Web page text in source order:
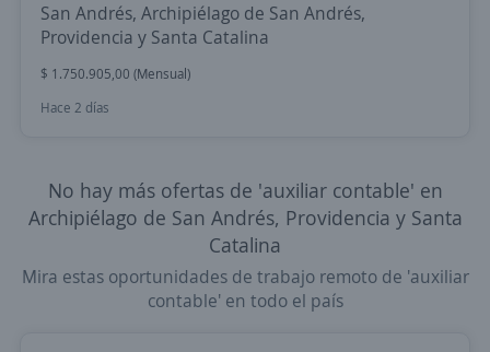
San Andrés, Archipiélago de San Andrés,
Providencia y Santa Catalina
$ 1.750.905,00 (Mensual)
Hace 2 días
No hay más ofertas de 'auxiliar contable' en
Archipiélago de San Andrés, Providencia y Santa
Catalina
Mira estas oportunidades de trabajo remoto de 'auxiliar
contable' en todo el país